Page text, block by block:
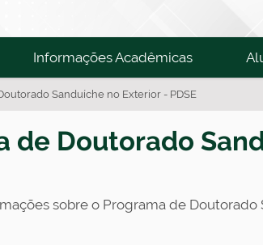
Informações Acadêmicas
Sanduíche no Exterior - PDSE
de Doutorado
sobre o Programa de